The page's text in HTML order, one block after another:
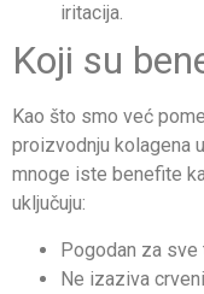
iritacija.
Koji su
Kao što smo već
proizvodnju kolagena
mnoge iste benefite
uključuju:
Pogodan za sve
Ne izaziva